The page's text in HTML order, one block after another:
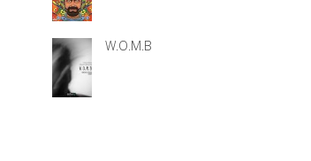
W.O.M.B